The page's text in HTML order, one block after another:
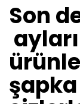
Son
şapka